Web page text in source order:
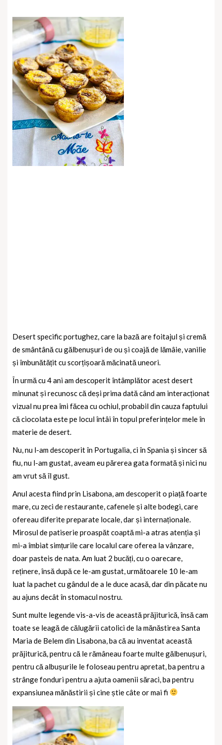
Desert specific portughez, care la bază are foitajul și cremă
de smântână cu gălbenușuri de ou și coajă de lămâie, vanilie
și îmbunătățit cu scorțișoară măcinată uneori.
În urmă cu 4 ani am descoperit întâmplător acest desert
minunat și recunosc că deși prima dată când am interacționat
vizual nu prea îmi făcea cu ochiul, probabil din cauza faptului
că ciocolata este pe locul întâi în topul preferințelor mele în
materie de desert.
Nu, nu l-am descoperit în Portugalia, ci în Spania și sincer să
fiu, nu l-am gustat, aveam eu părerea gata formată și nici nu
am vrut să îl gust.
Anul acesta fiind prin Lisabona, am descoperit o piață foarte
mare, cu zeci de restaurante, cafenele și alte bodegi, care
ofereau diferite preparate locale, dar și internaționale.
Mirosul de patiserie proaspăt coaptă mi-a atras atenția și
mi-a îmbiat simțurile care localul care oferea la vânzare,
doar pasteis de nata. Am luat 2 bucăți, cu o oarecare,
reținere, însă după ce le-am gustat, următoarele 10 le-am
luat la pachet cu gândul de a le duce acasă, dar din păcate nu
au ajuns decât în stomacul nostru.
Sunt multe legende vis-a-vis de această prăjiturică, însă cam
toate se leagă de călugării catolici de la mănăstirea Santa
Maria de Belem din Lisabona, ba că au inventat această
prăjiturică, pentru că le rămâneau foarte multe gălbenușuri,
pentru că albușurile le foloseau pentru apretat, ba pentru a
strânge fonduri pentru a ajuta oamenii săraci, ba pentru
expansiunea mănăstirii și cine știe câte or mai fi